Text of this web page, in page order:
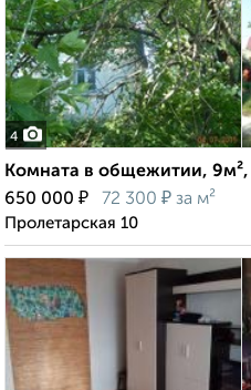
4
Комната в общежитии, 9м²,
650 000 ₽ 72 300 ₽ за м²
Пролетарская 10